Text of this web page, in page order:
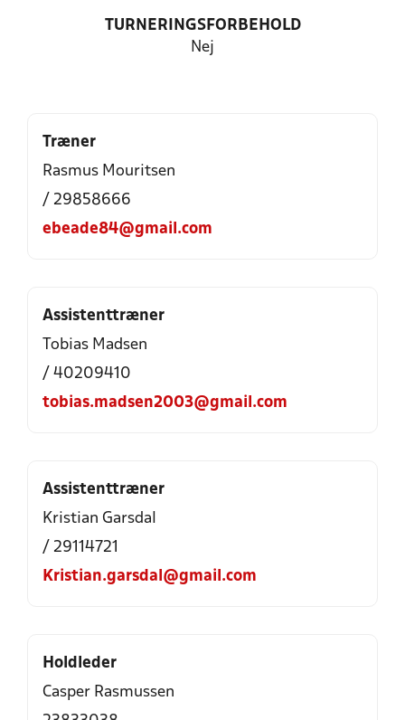
TURNERINGSFORBEHOLD
Nej
Træner
Rasmus Mouritsen
/ 29858666
ebeade84@gmail.com
Assistenttræner
Tobias Madsen
/ 40209410
tobias.madsen2003@gmail.com
Assistenttræner
Kristian Garsdal
/ 29114721
Kristian.garsdal@gmail.com
Holdleder
Casper Rasmussen